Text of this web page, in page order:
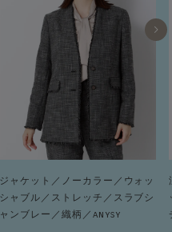
ジャケット／ノーカラー／ウォッ
シャブル／ストレッチ／スラブシ
ャンブレー／織柄／anysy